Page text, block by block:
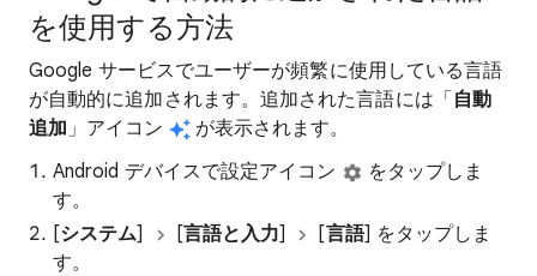
を使用する方法
Google サービスでユーザーが頻繁に使用している言語
が自動的に追加されます。追加された言語には「 自動
追加」アイコン
が表示されます。
Android デバイスで設定アイコン
をタップしま
す。
[システム] [言語と入力] [言語] をタップしま
す。